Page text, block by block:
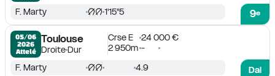
9e
F. Marty 1'15''5
05/06
2026
Attelé
Toulouse
DroiteDur
Crse E
24 000 €
2 950m -
Dai
F. Marty 4.9